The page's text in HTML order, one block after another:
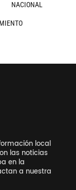
NACIONAL
local
las noticias
en la
a nuestra